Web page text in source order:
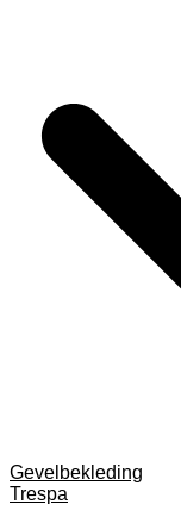
Gevelbekleding
Trespa